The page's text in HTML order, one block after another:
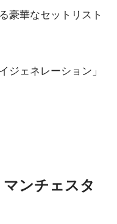
豪華なセットリスト
ジェネレーション」
ンチェスタ